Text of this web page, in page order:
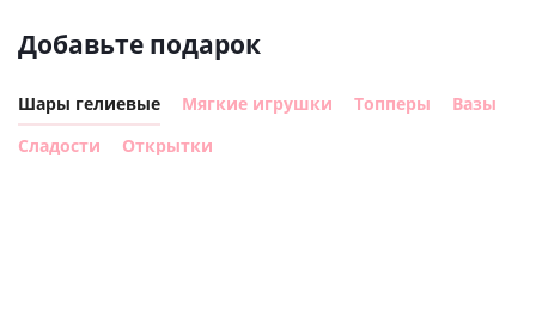
Добавьте подарок
Шары гелиевые Мягкие игрушки Топперы
Вазы
Сладости
Открытки